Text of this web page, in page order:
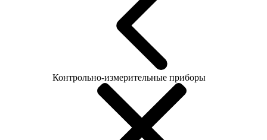
Контрольно-измерительные приборы